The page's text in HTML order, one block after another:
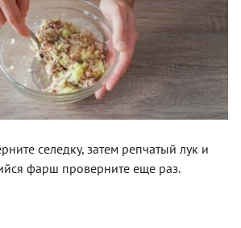
селедку, затем репчатый лук и
фарш проверните еще раз.